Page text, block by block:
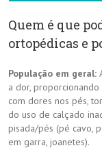
Quem é que
ortopédicas e
População em geral:
a dor,
com dores nos pés,
do uso de calçado
pisada/pés (pé cavo,
em garra, joanetes).